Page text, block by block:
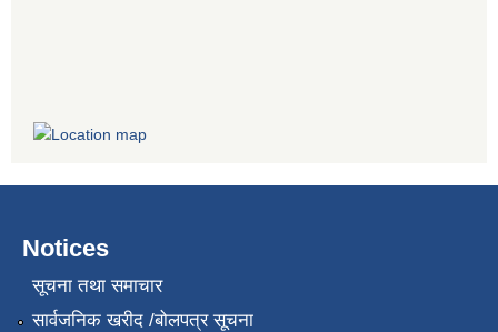
Notices
सूचना तथा समाचार
सार्वजनिक खरीद /बोलपत्र सूचना